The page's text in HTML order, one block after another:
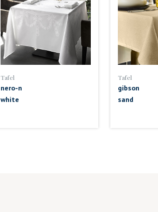
Tafel
nero-n
white
Tafel
gibson
sand